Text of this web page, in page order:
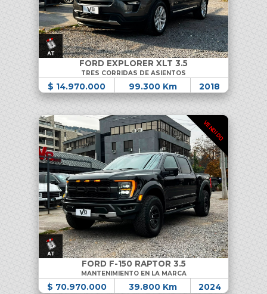
FORD EXPLORER XLT 3.5
TRES CORRIDAS DE ASIENTOS
$ 14.970.000 99.300 Km 2018
VENDIDO
FORD F-150 RAPTOR 3.5
MANTENIMIENTO EN LA MARCA
$ 70.970.000 39.800 Km 2024